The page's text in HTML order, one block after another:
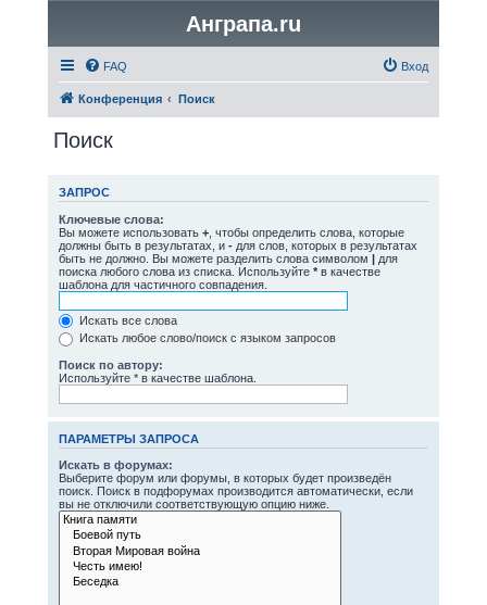
Анграпа.ru
FAQ Вход
Конференция Поиск
Поиск
ЗАПРОС
Ключевые слова:
Вы можете использовать +, чтобы определить слова, которые
должны быть в результатах, и -для слов, которых в результатах
быть не должно. Вы можете разделить слова символом |для
поиска любого слова из списка. Используйте *в качестве
шаблона для частичного совпадения.
Искать все слова
Искать любое слово/поиск с языком запросов
Поиск по автору:
Используйте * в качестве шаблона.
ПАРАМЕТРЫ ЗАПРОСА
Искать в форумах:
Выберите форум или форумы, в которых будет произведён
поиск. Поиск в подфорумах производится автоматически, если
вы не отключили соответствующую опцию ниже.